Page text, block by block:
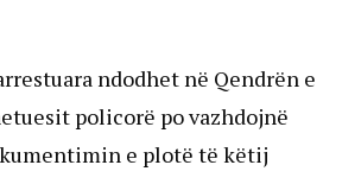
ndodhet në Qendrën e
policorë po vazhdojnë
e plotë të këtij